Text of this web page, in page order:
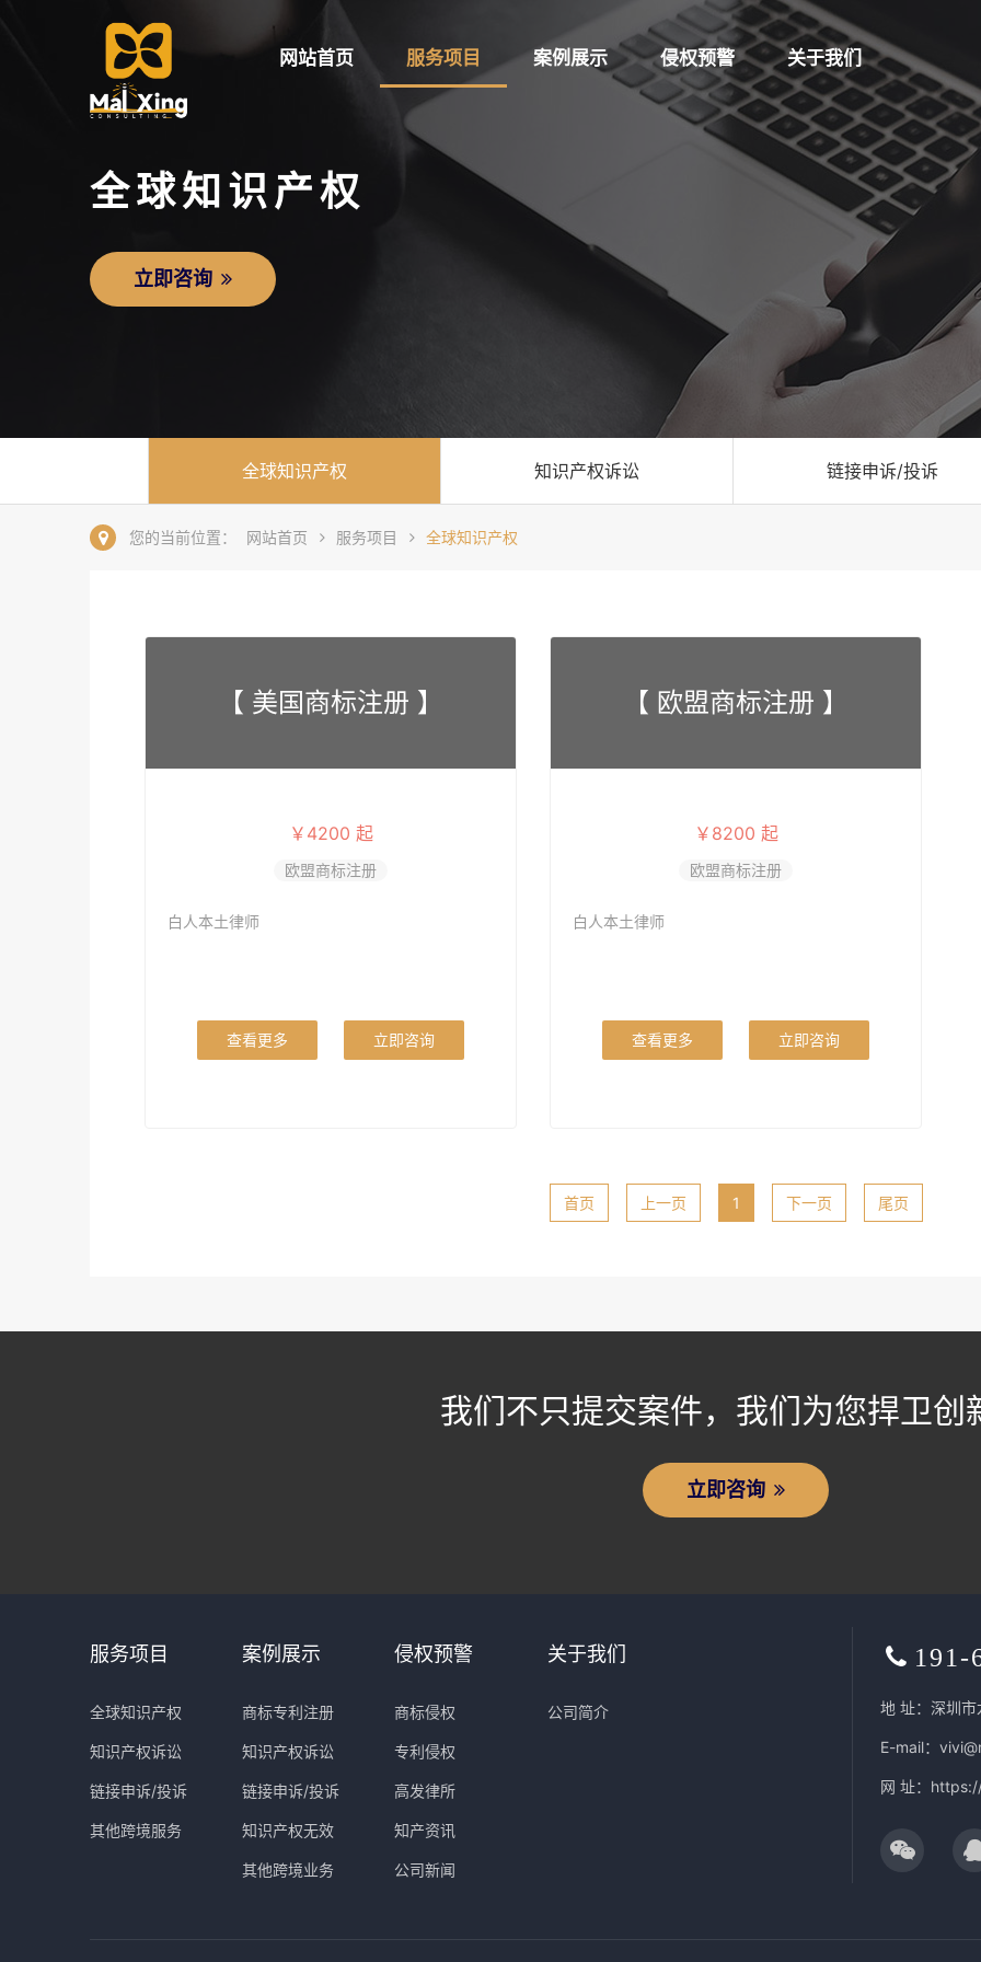
网站首页 服务项目 案例展示 侵权预警 关于我们
全球知识产权
立即咨询
全球知识产权 知识产权诉讼 链接申诉/投诉
您的当前位置： 网站首页 服务项目 全球知识产权
【 美国商标注册 】
￥4200 起
欧盟商标注册
白人本土律师
查看更多 立即咨询
【 欧盟商标注册 】
￥8200 起
欧盟商标注册
白人本土律师
查看更多 立即咨询
首页 上一页 1 下一页 尾页
我们不只提交案件，我们为您捍卫创
立即咨询
服务项目
全球知识产权
知识产权诉讼
链接申诉/投诉
其他跨境服务
案例展示
商标专利注册
知识产权诉讼
链接申诉/投诉
知识产权无效
其他跨境业务
侵权预警
商标侵权
专利侵权
高发律所
知产资讯
公司新闻
关于我们
公司简介
191-
地 址：深圳
E-mail：
网 址：